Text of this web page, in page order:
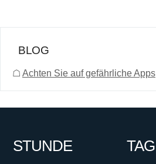
BLOG
☖ Achten Sie auf gefährliche Apps
STUNDE TAG